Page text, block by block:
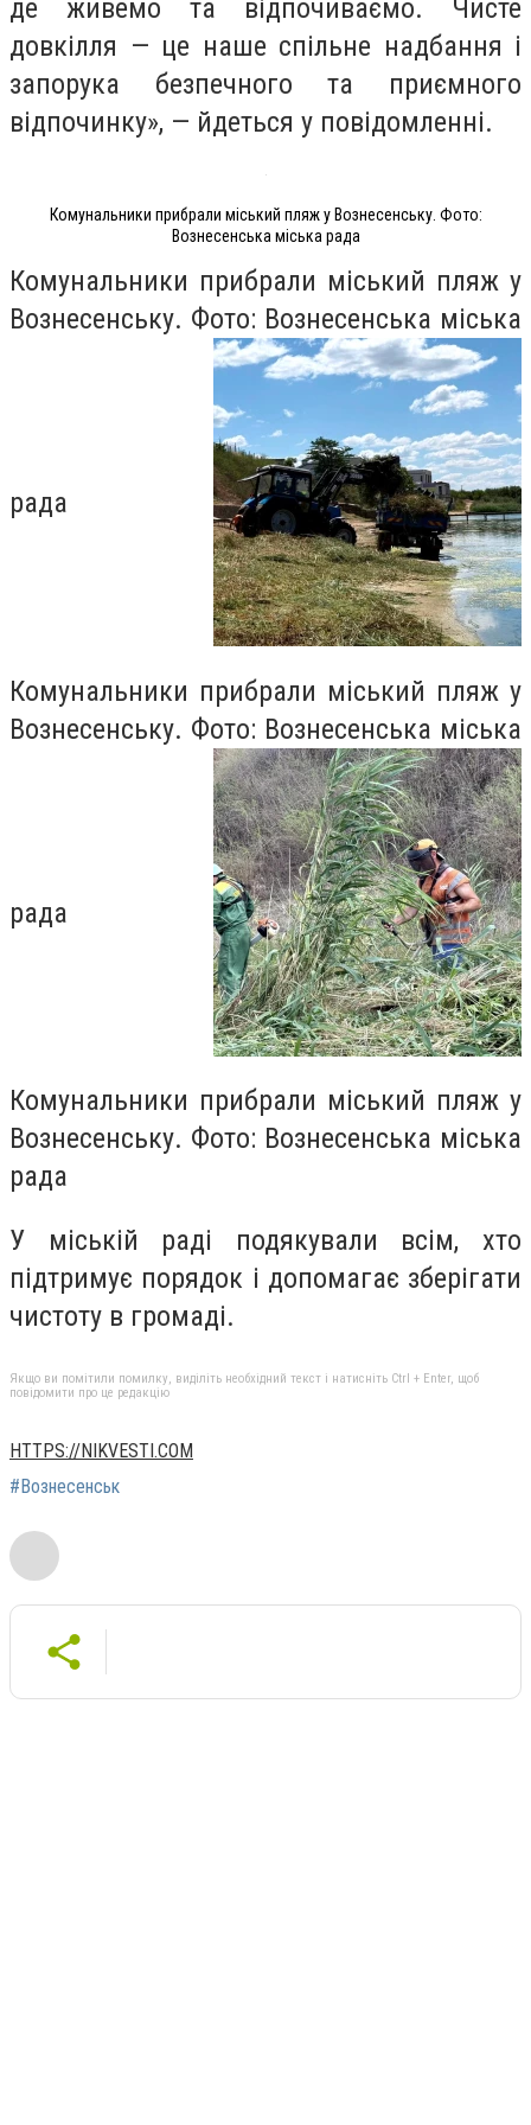
де живемо та відпочиваємо. Чисте
довкілля — це наше спільне надбання і
запорука безпечного та приємного
відпочинку», — йдеться у повідомленні.
Комунальники прибрали міський пляж у Вознесенську. Фото:
Вознесенська міська рада
Комунальники прибрали міський пляж у
Вознесенську. Фото: Вознесенська міська
рада
Комунальники прибрали міський пляж у
Вознесенську. Фото: Вознесенська міська
рада
Комунальники прибрали міський пляж у
Вознесенську. Фото: Вознесенська міська
рада
У міській раді подякували всім, хто
підтримує порядок і допомагає зберігати
чистоту в громаді.
Якщо ви помітили помилку, виділіть необхідний текст і натисніть Ctrl + Enter, щоб
повідомити про це редакцію
HTTPS://NIKVESTI.COM
#Вознесенськ